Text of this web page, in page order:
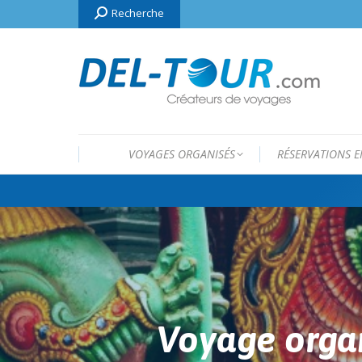
Search:
Recherche
VOYAGES ORGANISÉS RÉSERVATIONS
Voyage